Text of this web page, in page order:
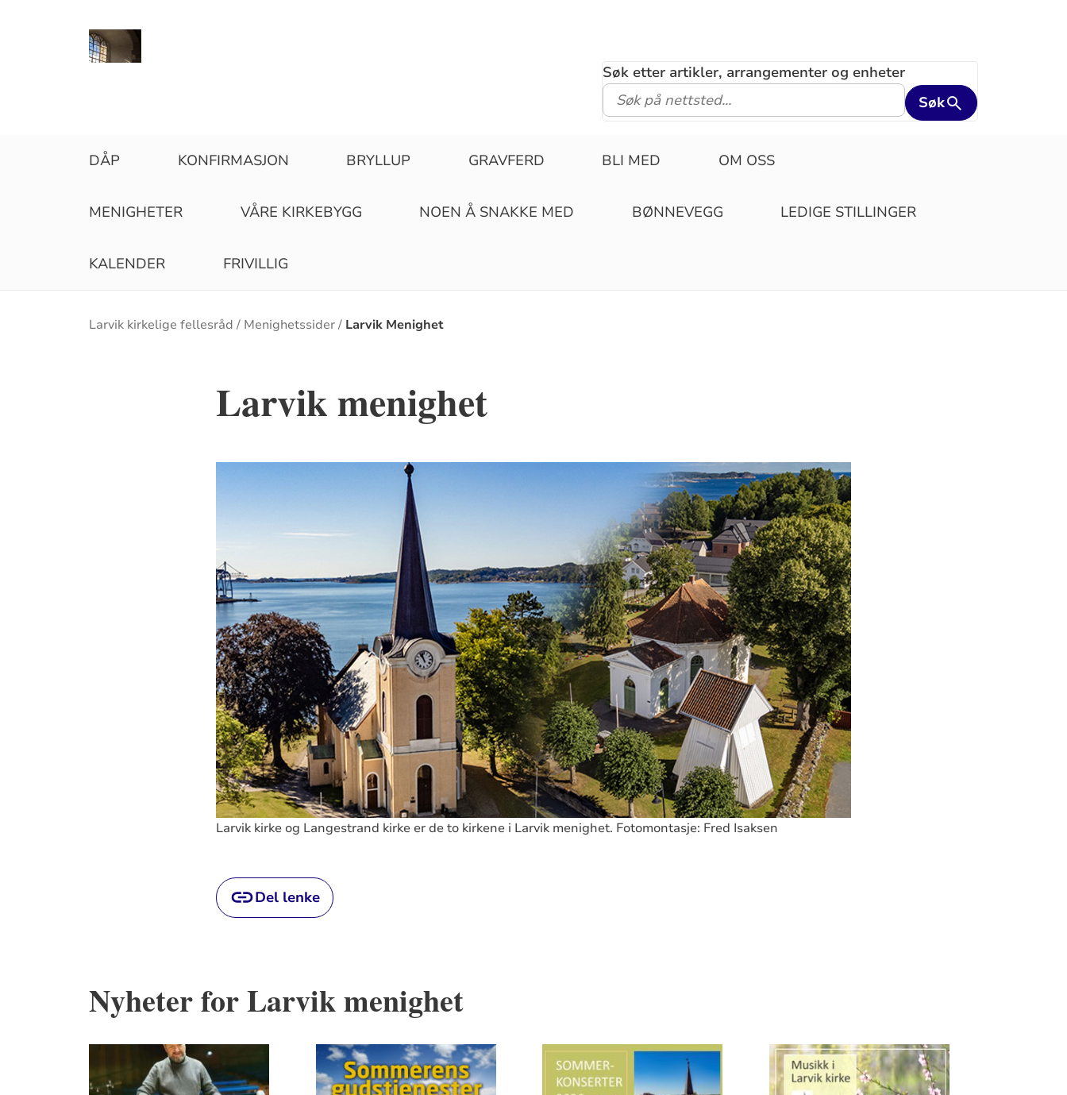
Søk etter artikler, arrangementer og enheter
Søk
DÅP KONFIRMASJON BRYLLUP GRAVFERD BLI MED OM OSS
MENIGHETER VÅRE KIRKEBYGG NOEN Å SNAKKE MED BØNNEVEGG LEDIGE STILLINGER
KALENDER FRIVILLIG
Brødsmulesti
Larvik kirkelige fellesråd Menighetssider Larvik Menighet
Larvik menighet
Larvik kirke og Langestrand kirke er de to kirkene i Larvik menighet. Fotomontasje: Fred Isaksen
Del lenke
Nyheter for Larvik menighet